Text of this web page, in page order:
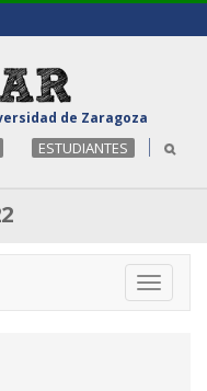
de Zaragoza
ESTUDIANTES
Toggle